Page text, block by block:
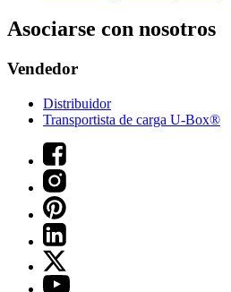
Asociarse con nosotros
Vendedor
Distribuidor
Transportista de carga U-Box®